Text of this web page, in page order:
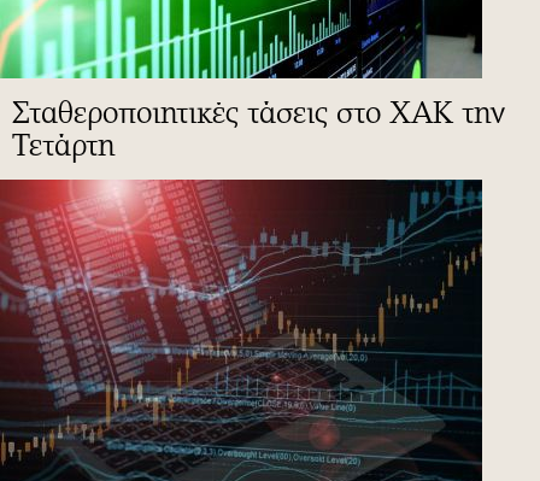
Σταθεροποιητικές τάσεις στο ΧΑΚ την
Τετάρτη